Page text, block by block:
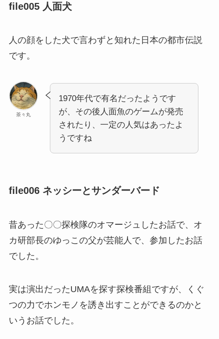
file005 人面犬
人の顔をした犬で言わずと知れた日本の都市伝説
です。
茶々丸
1970年代で有名だったようです
が、その後人面魚のゲームが発売
されたり、一定の人気はあったよ
うですね
file006 ネッシーとサンダーバード
昔あった〇〇探検隊のオマージュしたお話で、オ
カ研部長のゆっこの父が芸能人で、参加したお話
でした。
実は演出だったUMAを探す探検番組ですが、くぐ
つの力でホンモノを誘き出すことができるのかと
いうお話でした。